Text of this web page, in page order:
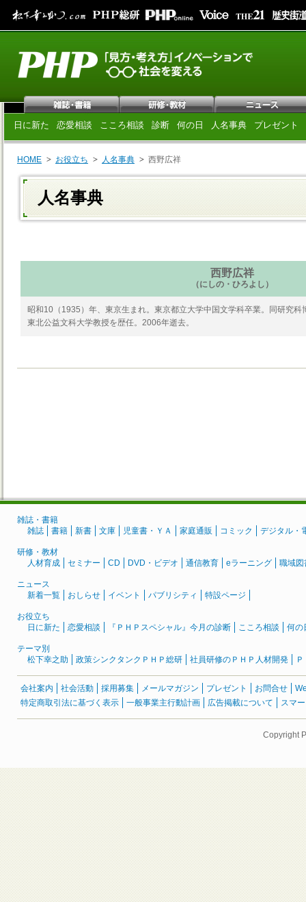
日に新た 恋愛相談 こころ相談 診断 何の日 人名事典 プレゼント
HOME お役立ち 人名事典 西野広祥
人名事典
西野広祥
（にしの・ひろよし）
昭和10（1935）年、東京生まれ。東京都立大学中国文学科卒業。同研究
東北公益文科大学教授を歴任。2006年逝去。
雑誌・書籍
雑誌
書籍 新書 文庫 児童書・ＹＡ 家庭通販 コミック デジタル・
研修・教材
人材育成
セミナー CD DVD・ビデオ 通信教育 eラーニング 職域図
ニュース
新着一覧
おしらせ イベント パブリシティ 特設ページ
お役立ち
日に新た
恋愛相談 『ＰＨＰスペシャル』今月の診断 こころ相談 何の
テーマ別
松下幸之助
政策シンクタンクＰＨＰ総研 社員研修のＰＨＰ人材開発
会社案内 社会活動 採用募集 メールマガジン プレゼント お問合せ
特定商取引法に基づく表示
一般事業主行動計画 広告掲載について スマ
Copyright